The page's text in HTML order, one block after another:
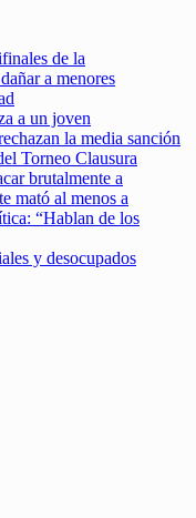
de la
a menores
a un joven
la media sanción
Torneo Clausura
brutalmente a
mató al menos a
“Hablan de los
y desocupados